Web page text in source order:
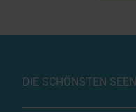
DIE SCHÖNSTEN SEEN